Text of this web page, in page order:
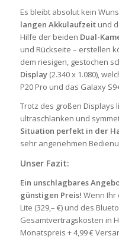
Es bleibt absolut kein
langen Akkulaufzeitund
Hilfe der beiden Dual-
und Rückseite – erstellen
dem riesigen, gestochen
Display(2.340 x 1.080),
P20 Pro und das Galaxy
Trotz des großen Displays
ultraschlanken und
Situation perfekt in der
sehr angenehmen
Unser Fazit:
Ein unschlagbares
günstigen Preis! Wenn Ihr
Lite (329,– €) und des
Gesamtvertragskosten in
Monatspreis + 4,99 €